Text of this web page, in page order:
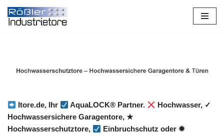
Zum
Itore.de, Ihr AquaLOCK® Partner.
Hochwasser, ✓
Hochwassersichere Garagentore, ★
Hochwasserschutztore,
Einbruchschutz oder ✹